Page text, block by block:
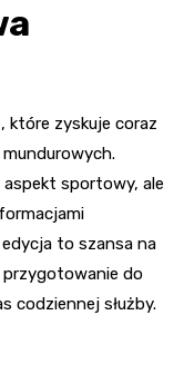
które zyskuje coraz
aspekt sportowy, ale
to szansa na
do
codziennej służby.